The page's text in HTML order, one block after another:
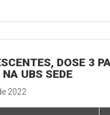
DOSE 3
UBS SEDE
2022